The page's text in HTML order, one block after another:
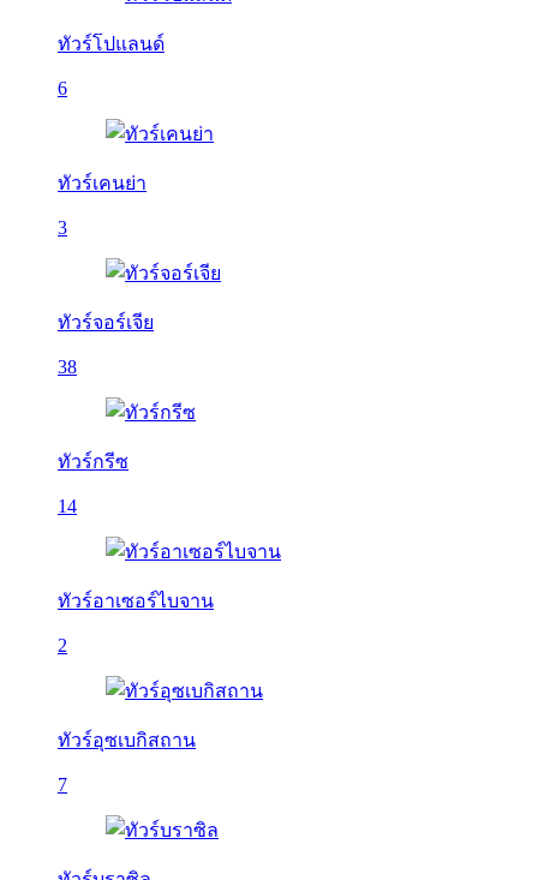
ทัวร์โปแลนด์
6
ทัวร์เคนย่า
3
ทัวร์จอร์เจีย
38
ทัวร์กรีซ
14
ทัวร์อาเซอร์ไบจาน
2
ทัวร์อุซเบกิสถาน
7